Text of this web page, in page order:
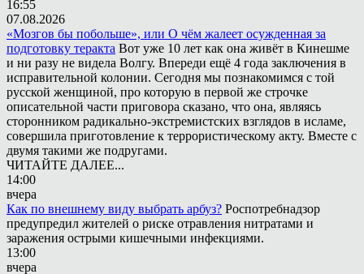
16:55
07.08.2026
«Мозгов бы побольше», или О чём жалеет осужденная за
подготовку теракта Вот уже 10 лет как она живёт в Кинешме
и ни разу не видела Волгу. Впереди ещё 4 года заключения в
исправительной колонии. Сегодня мы познакомимся с той
русской женщиной, про которую в первой же строчке
описательной части приговора сказано, что она, являясь
сторонником радикально-экстремистских взглядов в исламе,
совершила приготовление к террористическому акту. Вместе с
двумя такими же подругами.
ЧИТАЙТЕ ДАЛЕЕ...
14:00
вчера
Как по внешнему виду выбрать арбуз? Роспотребнадзор
предупредил жителей о риске отравления нитратами и
заражения острыми кишечными инфекциями.
13:00
вчера